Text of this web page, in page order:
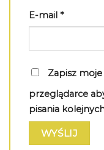
E-mail *
Zapisz
przeglądarce
pisania